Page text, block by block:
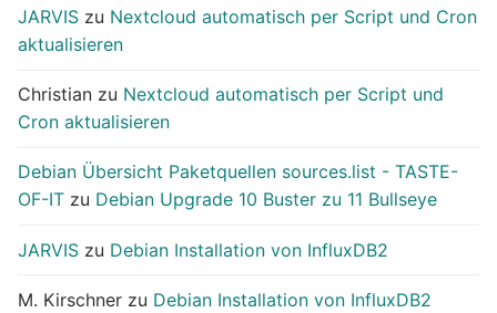
JARVIS zu Nextcloud automatisch per Script und Cron
aktualisieren
Christian zu Nextcloud automatisch per Script und
Cron aktualisieren
Debian Übersicht Paketquellen sources.list - TASTE-
OF-IT zu Debian Upgrade 10 Buster zu 11 Bullseye
JARVIS zu Debian Installation von InfluxDB2
M. Kirschner zu Debian Installation von InfluxDB2